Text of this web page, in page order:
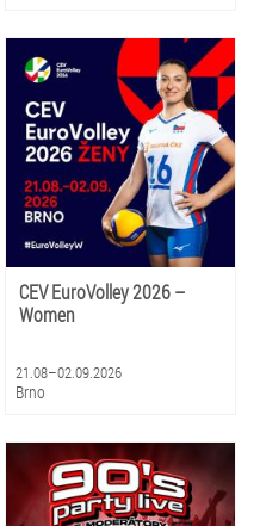
CEV EuroVolley 2026 –
Women
21.08–02.09.2026
Brno